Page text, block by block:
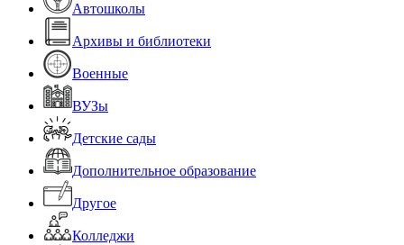
Автошколы
Архивы и библиотеки
Военные
ВУЗы
Детские сады
Дополнительное образование
Другое
Колледжи